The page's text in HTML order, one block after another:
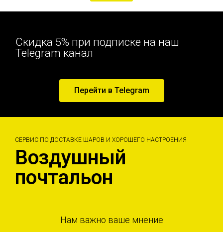
Скидка 5% при подписке на наш
Telegram канал
Перейти в Telegram
СЕРВИС ПО ДОСТАВКЕ ШАРОВ И ХОРОШЕГО НАСТРОЕНИЯ
Воздушный
почтальон
Нам важно ваше мнение